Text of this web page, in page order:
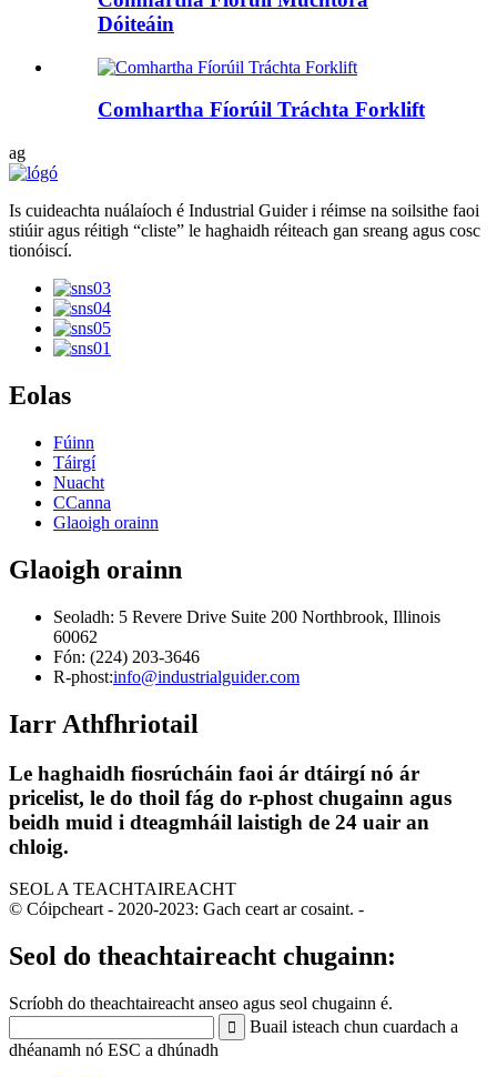
Dóiteáin
Comhartha Fíorúil Tráchta Forklift
ag
Is cuideachta nuálaíoch é Industrial Guider i réimse na soilsithe faoi
stiúir agus réitigh “cliste” le haghaidh réiteach gan sreang agus cosc ​​
tionóiscí.
Eolas
Fúinn
Táirgí
Nuacht
CCanna
Glaoigh orainn
Glaoigh orainn
Seoladh: 5 Revere Drive Suite 200 Northbrook, Illinois
60062
Fón: (224) 203-3646
R-phost:info@industrialguider.com
Iarr Athfhriotail
Le haghaidh fiosrúcháin faoi ár dtáirgí nó ár
pricelist, le do thoil fág do r-phost chugainn agus
beidh muid i dteagmháil laistigh de 24 uair an
chloig.
SEOL A TEACHTAIREACHT
© Cóipcheart - 2020-2023: Gach ceart ar cosaint. -
Seol do theachtaireacht chugainn:
Scríobh do theachtaireacht anseo agus seol chugainn é.
Buail isteach chun cuardach a
dhéanamh nó ESC a dhúnadh